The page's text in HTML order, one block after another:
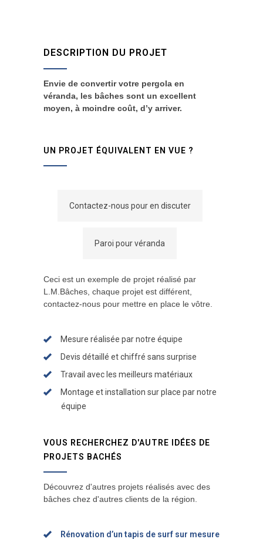
DESCRIPTION DU PROJET
Envie de convertir votre pergola en
véranda, les bâches sont un excellent
moyen, à moindre coût, d’y arriver.
UN PROJET ÉQUIVALENT EN VUE ?
Contactez-nous pour en discuter
Paroi pour véranda
Ceci est un exemple de projet réalisé par
L.M.Bâches, chaque projet est différent,
contactez-nous pour mettre en place le vôtre.
Mesure réalisée par notre équipe
Devis détaillé et chiffré sans surprise
Travail avec les meilleurs matériaux
Montage et installation sur place par notre
équipe
VOUS RECHERCHEZ D'AUTRE IDÉES DE
PROJETS BACHÉS
Découvrez d'autres projets réalisés avec des
bâches chez d'autres clients de la région.
Rénovation d’un tapis de surf sur mesure